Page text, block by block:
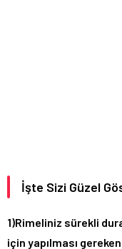
İşte Sizi Güzel
1)Rimeliniz sürekli
için yapılması